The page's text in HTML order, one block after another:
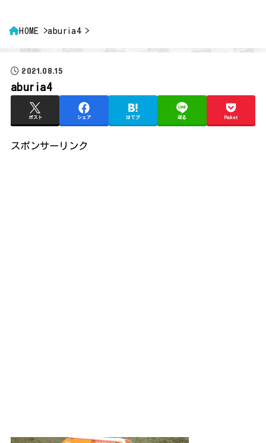
HOME aburia4
2021.08.15
aburia4
ポスト シェア はてブ 送る Pocket
スポンサーリンク